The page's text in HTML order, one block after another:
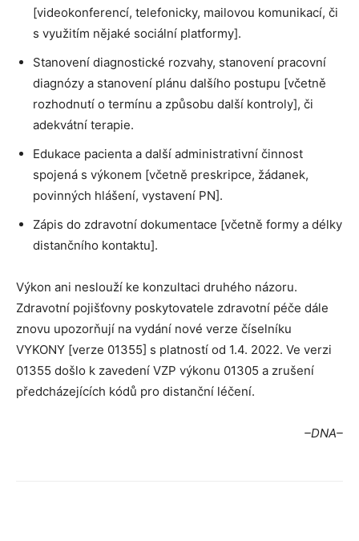
[videokonferencí, telefonicky, mailovou komunikací, či
s využitím nějaké sociální platformy].
Stanovení diagnostické rozvahy, stanovení pracovní
diagnózy a stanovení plánu dalšího postupu [včetně
rozhodnutí o termínu a způsobu další kontroly], či
adekvátní terapie.
Edukace pacienta a další administrativní činnost
spojená s výkonem [včetně preskripce, žádanek,
povinných hlášení, vystavení PN].
Zápis do zdravotní dokumentace [včetně formy a délky
distančního kontaktu].
Výkon ani neslouží ke konzultaci druhého názoru.
Zdravotní pojišťovny poskytovatele zdravotní péče dále
znovu upozorňují na vydání nové verze číselníku
VYKONY [verze 01355] s platností od 1.4. 2022. Ve verzi
01355 došlo k zavedení VZP výkonu 01305 a zrušení
předcházejících kódů pro distanční léčení.
–DNA–